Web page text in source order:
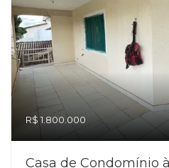
R$ 1.800.000
Casa de Condomínio